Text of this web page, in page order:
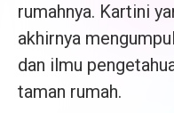
rumahnya. Kartini
akhirnya
dan ilmu
taman rumah.